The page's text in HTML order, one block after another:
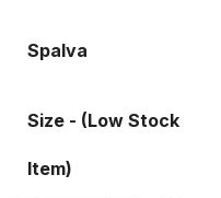
Spalva
Size - (Low Stock
Item)